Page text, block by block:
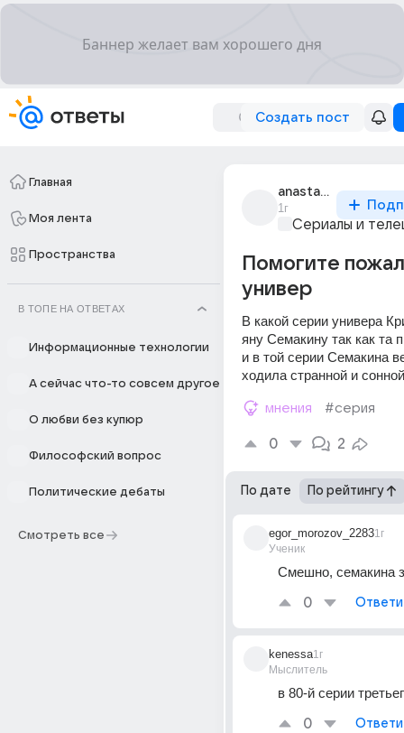
Создать пост
Главная
Моя лента
Пространства
В ТОПЕ НА ОТВЕТАХ
Информационные технологии
А сейчас что-то совсем другое
О любви без купюр
Философский вопрос
Политические дебаты
Смотреть все
anastasiia_dunko_4
1г
Сериалы и
Помогите
универ
В какой серии универа
яну Семакину так как та
и в той серии Семакина
ходила странной и сонной
мнения #серия
0 2
По дате По рейтингу
egor_morozov_2283
Ученик
1г
Смешно, семакина
0
kenessa
Мыслитель
1г
в 80-й серии
0